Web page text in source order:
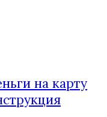
на карту